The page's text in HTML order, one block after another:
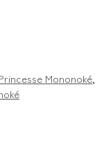
Mononoké,